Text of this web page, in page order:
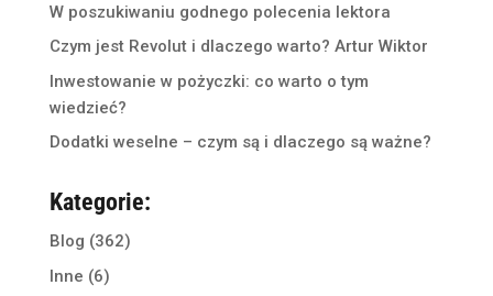
W poszukiwaniu godnego polecenia lektora
Czym jest Revolut i dlaczego warto? Artur Wiktor
Inwestowanie w pożyczki: co warto o tym
wiedzieć?
Dodatki weselne – czym są i dlaczego są ważne?
Kategorie:
Blog (362)
Inne (6)